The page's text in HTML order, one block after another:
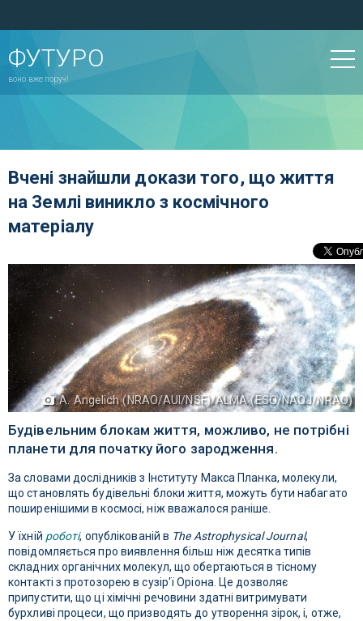
ФУТУРО
воно вже поруч!
Вчені знайшли докази того, що життя
на Землі виникло з космічного
матеріалу
A. Angelich (NRAO/AUI/NSF)/ALMA (ESO/NAOJ/NRAO)
Будівельним блокам життя, можливо, не потрібні
планети для початку його зародження.
За словами дослідників з Інституту Макса Планка, молекули,
що становлять будівельні блоки життя, можуть бути набагато
поширенішими в космосі, ніж вважалося раніше.
У їхній роботі, опублікованій в The Astrophysical Journal,
повідомляється про виявлення більш ніж десятка типів
складних органічних молекул, що обертаються в тісному
контакті з протозорею в сузір'ї Оріона. Це дозволяє
припустити, що ці хімічні речовини здатні витримувати
бурхливі процеси, що призводять до утворення зірок, і, отже,